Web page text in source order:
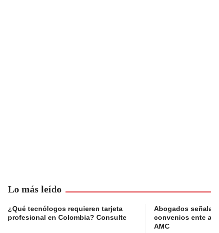
Lo más leído
¿Qué tecnólogos requieren tarjeta
profesional en Colombia? Consulte
Abogados
convenios ente
AMC